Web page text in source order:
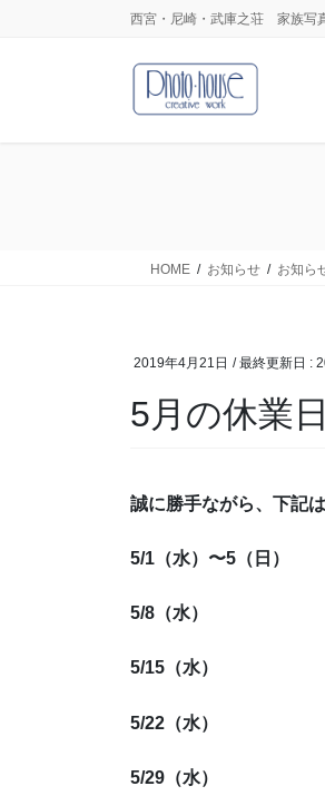
西宮・尼崎・武庫之荘 家族写
HOME お知らせ お知ら
2019年4月21日 / 最終更新日 :
5月の休業
誠に勝手ながら、下記
5/1 （水）〜5（日）
5/8（水）
5/15（水）
5/22（水）
5/29（水）